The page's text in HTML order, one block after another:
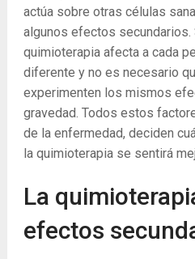
actúa sobre otras células
algunos efectos secundarios.
quimioterapia afecta a cada
diferente y no es necesario
experimenten los mismos
gravedad. Todos estos
de la enfermedad, deciden
la quimioterapia se sentirá
La
efectos